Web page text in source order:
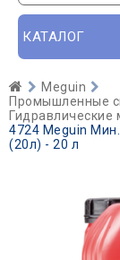
КАТАЛОГ
Meguin
Промышленные
Гидравлические
4724 Meguin
(20л) - 20 л